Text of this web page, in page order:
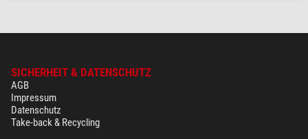
SICHERHEIT & DATENSCHUTZ
AGB
Impressum
Datenschutz
Take-back & Recycling